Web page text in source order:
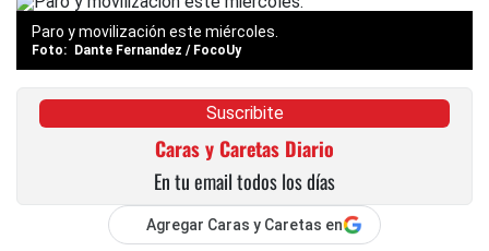
Paro y movilización este miércoles.
Dante Fernandez / FocoUy
Suscribite
Caras y Caretas Diario
En tu email todos los días
Agregar Caras y Caretas en